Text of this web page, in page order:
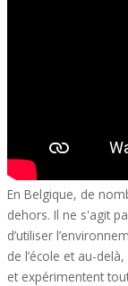
En Belgique, de
dehors. Il ne s'agit
d’utiliser
de l’école et au-
et expérimentent